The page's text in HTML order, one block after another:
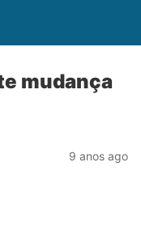
mudança
9 anos ago